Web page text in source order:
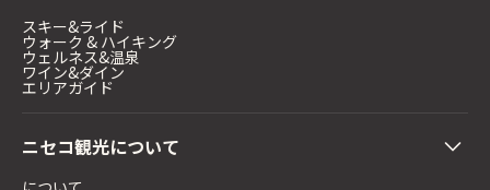
スキー&ライド
ウォーク & ハイキング
ウェルネス&温泉
ワイン&ダイン
エリアガイド
ニセコ観光について